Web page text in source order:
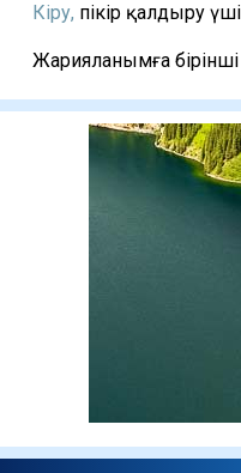
Кіру, пікір қалдыру
Жарияланымға бірінші